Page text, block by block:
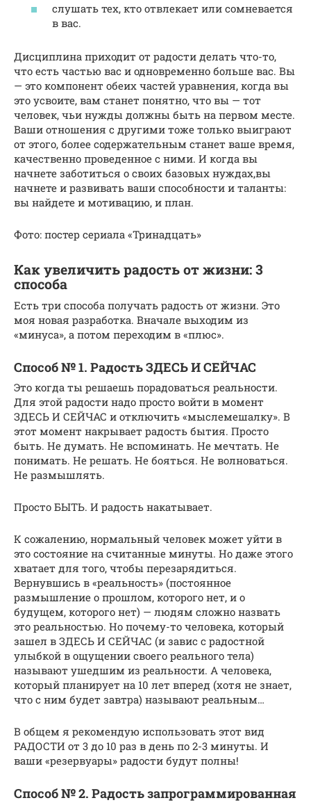
слушать тех, кто отвлекает или сомневается
в вас.
Дисциплина приходит от радости делать что-то,
что есть частью вас и одновременно больше вас. Вы
— это компонент обеих частей уравнения, когда вы
это усвоите, вам станет понятно, что вы — тот
человек, чьи нужды должны быть на первом месте.
Ваши отношения с другими тоже только выиграют
от этого, более содержательным станет ваше время,
качественно проведенное с ними. И когда вы
начнете заботиться о своих базовых нуждах,вы
начнете и развивать ваши способности и таланты:
вы найдете и мотивацию, и план.
Фото: постер сериала «Тринадцать»
Как увеличить радость от жизни: 3
способа
Есть три способа получать радость от жизни. Это
моя новая разработка. Вначале выходим из
«минуса», а потом переходим в «плюс».
Способ № 1. Радость ЗДЕСЬ И СЕЙЧАС
Это когда ты решаешь порадоваться реальности.
Для этой радости надо просто войти в момент
ЗДЕСЬ И СЕЙЧАС и отключить «мыслемешалку». В
этот момент накрывает радость бытия. Просто
быть. Не думать. Не вспоминать. Не мечтать. Не
понимать. Не решать. Не бояться. Не волноваться.
Не размышлять.
Просто БЫТЬ. И радость накатывает.
К сожалению, нормальный человек может уйти в
это состояние на считанные минуты. Но даже этого
хватает для того, чтобы перезарядиться.
Вернувшись в «реальность» (постоянное
размышление о прошлом, которого нет, и о
будущем, которого нет) — людям сложно назвать
это реальностью. Но почему-то человека, который
зашел в ЗДЕСЬ И СЕЙЧАС (и завис с радостной
улыбкой в ощущении своего реального тела)
называют ушедшим из реальности. А человека,
который планирует на 10 лет вперед (хотя не знает,
что с ним будет завтра) называют реальным…
В общем я рекомендую использовать этот вид
РАДОСТИ от 3 до 10 раз в день по 2-3 минуты. И
ваши «резервуары» радости будут полны!
Способ № 2. Радость запрограммированная